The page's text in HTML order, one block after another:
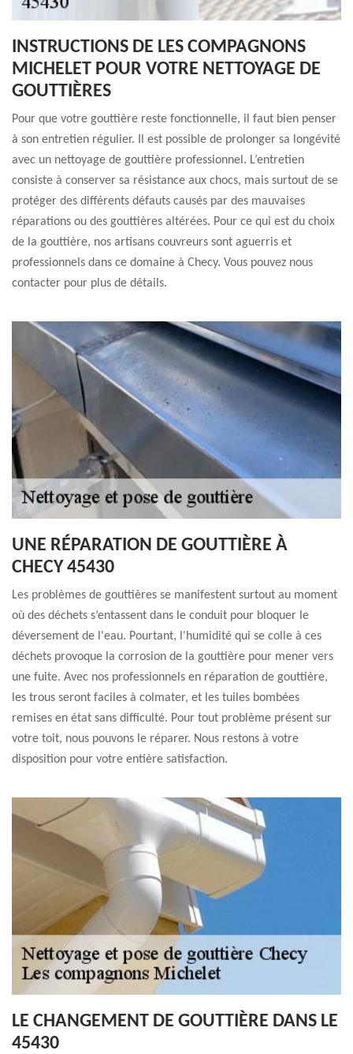
INSTRUCTIONS DE LES COMPAGNONS
MICHELET POUR VOTRE NETTOYAGE DE
GOUTTIÈRES
Pour que votre gouttière reste fonctionnelle, il faut bien penser
à son entretien régulier. Il est possible de prolonger sa longévité
avec un nettoyage de gouttière professionnel. L’entretien
consiste à conserver sa résistance aux chocs, mais surtout de se
protéger des différents défauts causés par des mauvaises
réparations ou des gouttières altérées. Pour ce qui est du choix
de la gouttière, nos artisans couvreurs sont aguerris et
professionnels dans ce domaine à Checy. Vous pouvez nous
contacter pour plus de détails.
UNE RÉPARATION DE GOUTTIÈRE À
CHECY 45430
Les problèmes de gouttières se manifestent surtout au moment
où des déchets s’entassent dans le conduit pour bloquer le
déversement de l'eau. Pourtant, l'humidité qui se colle à ces
déchets provoque la corrosion de la gouttière pour mener vers
une fuite. Avec nos professionnels en réparation de gouttière,
les trous seront faciles à colmater, et les tuiles bombées
remises en état sans difficulté. Pour tout problème présent sur
votre toit, nous pouvons le réparer. Nous restons à votre
disposition pour votre entière satisfaction.
LE CHANGEMENT DE GOUTTIÈRE DANS LE
45430